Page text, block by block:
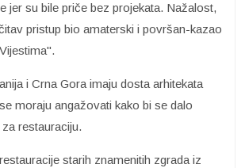
jer su bile priče bez projekata. Nažalost,
pristup bio amaterski i površan-kazao
i Crna Gora imaju dosta arhitekata
moraju angažovati kako bi se dalo
restauraciju.
starih znamenitih zgrada iz